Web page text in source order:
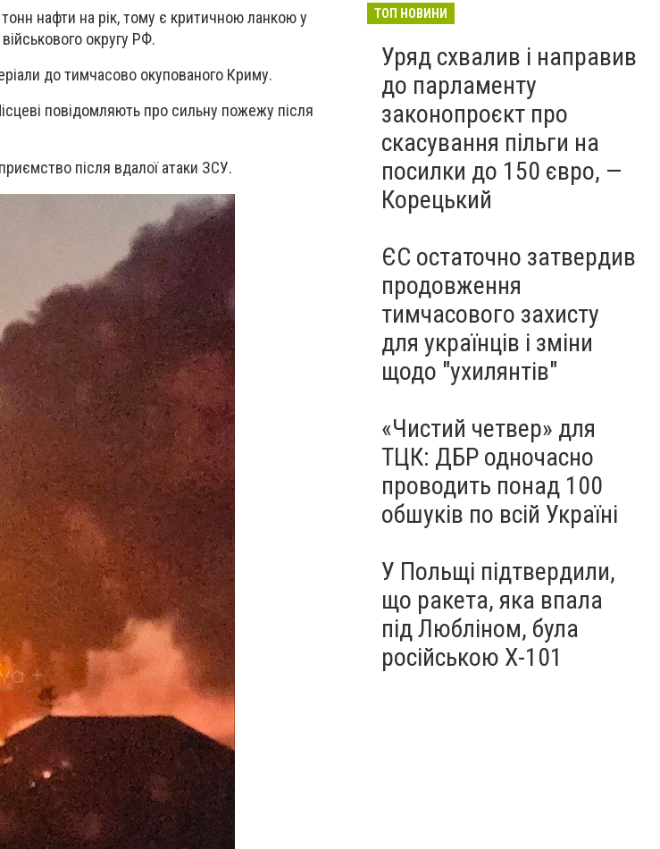
нафти на рік, тому є критичною ланкою у
округу РФ.
до тимчасово окупованого Криму.
повідомляють про сильну пожежу після
після вдалої атаки ЗСУ.
ТОП НОВИНИ
Уряд схвалив і направив
до парламенту
законопроєкт про
скасування пільги на
посилки до 150 євро, —
Корецький
ЄС остаточно затвердив
продовження
тимчасового захисту
для українців і зміни
щодо "ухилянтів"
«Чистий четвер» для
ТЦК: ДБР одночасно
проводить понад 100
обшуків по всій Україні
У Польщі підтвердили,
що ракета, яка впала
під Любліном, була
російською Х-101